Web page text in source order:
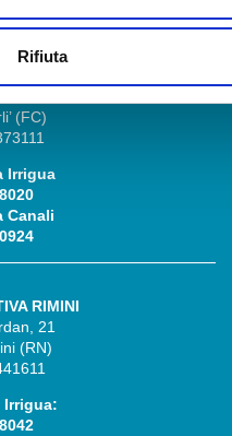
Rifiuta
(FC)
Irrigua
Canali
RIMINI
21
(RN)
Irrigua: